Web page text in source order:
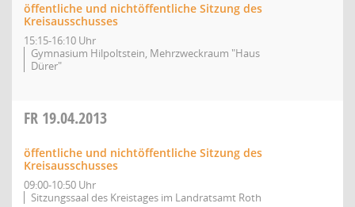
öffentliche und nichtöffentliche Sitzung des
Kreisausschusses
15:15-16:10 Uhr
Gymnasium Hilpoltstein, Mehrzweckraum "Haus
Dürer"
FR 19.04.2013
öffentliche und nichtöffentliche Sitzung des
Kreisausschusses
09:00-10:50 Uhr
Sitzungssaal des Kreistages im Landratsamt Roth